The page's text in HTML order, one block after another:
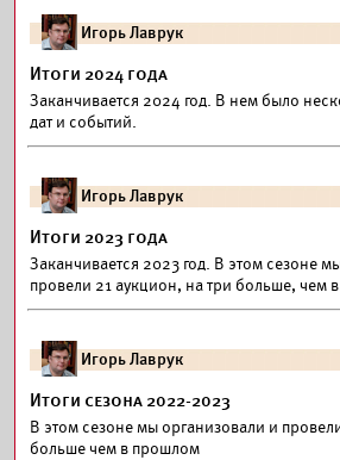
Игорь Лаврук
Итоги 2024 года
Заканчивается 2024 год. В нем было
дат и событий.
Игорь Лаврук
Итоги 2023 года
Заканчивается 2023 год. В этом сезоне
провели 21 аукцион, на три больше, чем
Игорь Лаврук
Итоги сезона 2022-2023
В этом сезоне мы организовали и
больше чем в прошлом